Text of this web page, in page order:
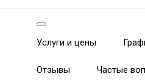
Услуги и цены
Отзывы Частые